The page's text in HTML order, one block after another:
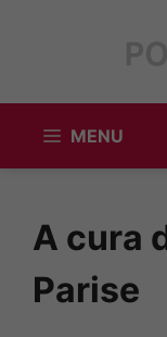
MENU
A cura
Parise